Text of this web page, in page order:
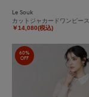
Le Souk
カットジャカードワンピース
￥14,080(税込)
60%
OFF